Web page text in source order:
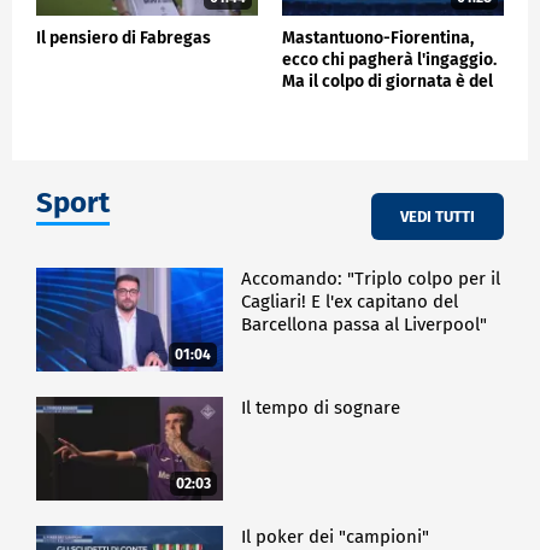
Il pensiero di Fabregas
Mastantuono-Fiorentina,
ecco chi pagherà l'ingaggio.
Ma il colpo di giornata è del
Sport VEDI TUTTI
01:04
Accomando: "Triplo colpo per il
Cagliari! E l'ex capitano del
Barcellona passa al Liverpool"
02:03
Il tempo di sognare
Il poker dei "campioni"